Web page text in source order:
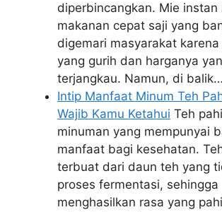
diperbincangkan. Mie instan
makanan cepat saji yang
digemari masyarakat karena
yang gurih dan harganya
terjangkau. Namun, di balik…
Intip Manfaat Minum Teh
Wajib Kamu Ketahui Teh
minuman yang mempunyai
manfaat bagi kesehatan.
terbuat dari daun teh yang
proses fermentasi, sehingga
menghasilkan rasa yang